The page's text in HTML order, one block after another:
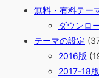
無料・有料テー
ダウンロ
テーマの設定
2016版
2017-18版